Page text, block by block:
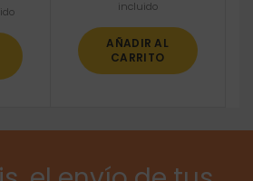
precio
era:
0,86€.
0,77€.
incluido
AÑADIR AL
CARRITO